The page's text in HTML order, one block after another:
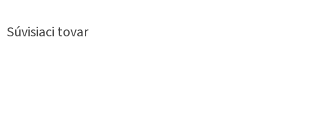
Súvisiaci tovar